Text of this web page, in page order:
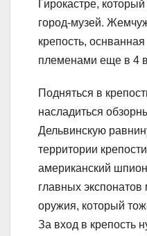
Гирокастре,
город-музей.
крепость,
племенами еще в 4
Подняться в
насладиться
Дельвинскую
территории
американский
главных экспонатов
оружия, который
За вход в крепость